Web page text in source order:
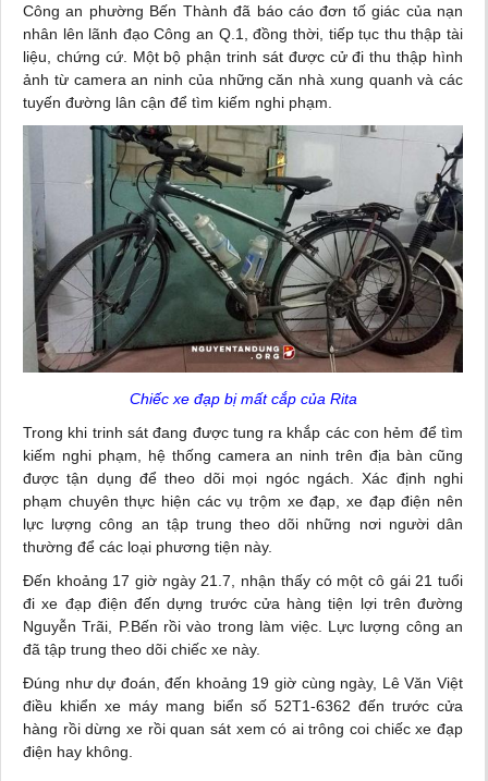
Công an phường Bến Thành đã báo cáođơn tố giác của nạn
nhân lên lãnh đạo Công an Q.1, đồng thời, tiếp tục thu thập tài
liệu, chứng cứ. Một bộ phận trinh sát được cử đi thu thập hình
ảnh từ camera an ninh của những căn nhà xung quanh và các
tuyến đường lân cận để tìm kiếm nghi phạm.
Chiếc xe đạp bị mất cắp của Rita
Trong khi trinh sát đang được tung ra khắp các con hẻm để tìm
kiếm nghi phạm, hệ thống camera an ninh trên địa bàn cũng
được tận dụng để theo dõi mọi ngóc ngách. Xác định nghi
phạm chuyên thực hiện các vụ trộm xe đạp, xe đạp điện nên
lực lượng công an tập trung theo dõi những nơi người dân
thường để các loại phương tiện này.
Đến khoảng 17 giờ ngày 21.7, nhận thấy có một cô gái 21 tuổi
đi xe đạp điện đến dựng trước cửa hàng tiện lợi trên đường
Nguyễn Trãi, P.Bến rồi vào trong làm việc. Lực lượng công an
đã tập trung theo dõi chiếc xe này.
Đúng như dự đoán, đến khoảng 19 giờ cùng ngày, Lê Văn Việt
điều khiển xe máy mang biển số 52T1-6362 đến trước cửa
hàng rồi dừng xe rồi quan sát xem có ai trông coi chiếc xe đạp
điện hay không.